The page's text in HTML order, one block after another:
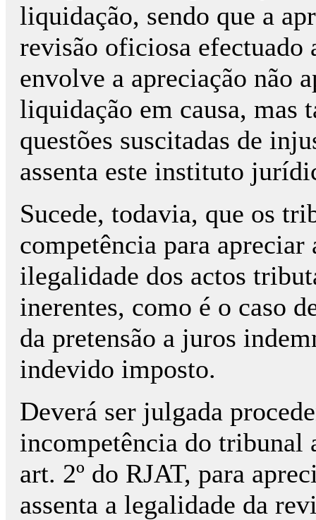
liquidação, sendo que a
revisão oficiosa efectuado
envolve a apreciação não
liquidação em causa, mas
questões suscitadas de
assenta este instituto
Sucede, todavia, que os
competência para apreciar
ilegalidade dos actos
inerentes, como é o caso
da pretensão a juros
indevido imposto.
Deverá ser julgada
incompetência do tribunal
art. 2º do RJAT, para
assenta a legalidade da